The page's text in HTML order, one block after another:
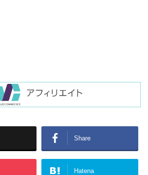
Share
Hatena